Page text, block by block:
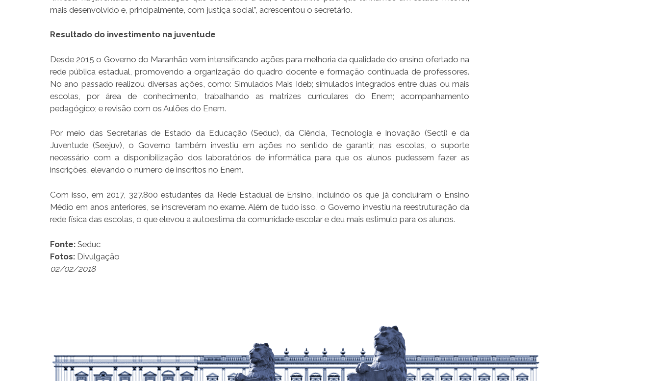
mais desenvolvido e, principalmente, com justiça social”, acrescentou o secretário.
Resultado do investimento na juventude
Desde 2015 o Governo do Maranhão vem intensificando ações para melhoria da qualidade do ensino ofertado na
rede pública estadual, promovendo a organização do quadro docente e formação continuada de professores.
No ano passado realizou diversas ações, como: Simulados Mais Ideb; simulados integrados entre duas ou mais
escolas, por área de conhecimento, trabalhando as matrizes curriculares do Enem; acompanhamento
pedagógico; e revisão com os Aulões do Enem.
Por meio das Secretarias de Estado da Educação (Seduc), da Ciência, Tecnologia e Inovação (Secti) e da
Juventude (Seejuv), o Governo também investiu em ações no sentido de garantir, nas escolas, o suporte
necessário com a disponibilização dos laboratórios de informática para que os alunos pudessem fazer as
inscrições, elevando o número de inscritos no Enem.
Com isso, em 2017, 327.800 estudantes da Rede Estadual de Ensino, incluindo os que já concluíram o Ensino
Médio em anos anteriores, se inscreveram no exame. Além de tudo isso, o Governo investiu na reestruturação da
rede física das escolas, o que elevou a autoestima da comunidade escolar e deu mais estimulo para os alunos.
Fonte: Seduc
Fotos: Divulgação
02/02/2018